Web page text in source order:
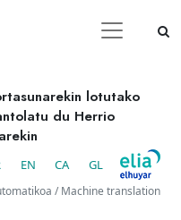
lotutako
du Herrio
EN CA GL
/ Machine translation